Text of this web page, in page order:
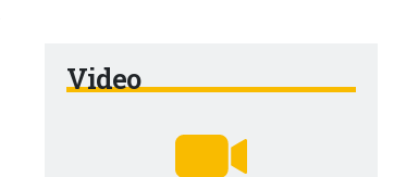
Video